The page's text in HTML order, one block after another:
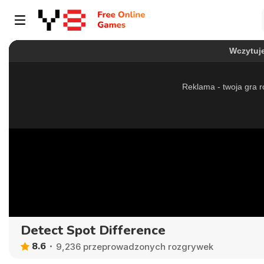
Detect Spot Difference
8.6 9,236 przeprowadzonych rozgrywek